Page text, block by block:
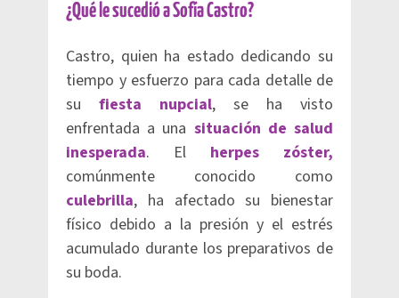
¿Qué le sucedió a Sofía Castro?
Castro, quien ha estado dedicando su
tiempo y esfuerzo para cada detalle de
su fiesta nupcial, se ha visto
enfrentada a una situación de salud
inesperada. El herpes zóster,
comúnmente conocido como
culebrilla, ha afectado su bienestar
físico debido a la presión y el estrés
acumulado durante los preparativos de
su boda.